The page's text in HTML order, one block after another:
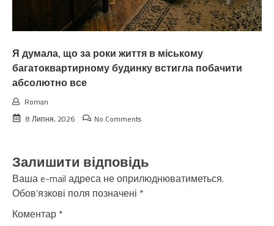
Я думала, що за роки життя в міському
багатоквартирному будинку встигла побачити
абсолютно все
Roman
8 Липня, 2026
No Comments
Залишити відповідь
Ваша e-mail адреса не оприлюднюватиметься.
Обов’язкові поля позначені *
Коментар *